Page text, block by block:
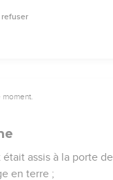
; et Abraham
assis à la porte
en terre ;
refuser